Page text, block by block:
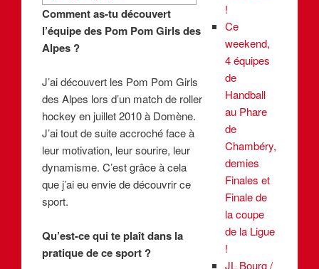
Comment as-tu découvert
l’équipe des Pom Pom Girls des
Alpes ?
J’ai découvert les Pom Pom Girls
des Alpes lors d’un match de roller
hockey en juillet 2010 à Domène.
J’ai tout de suite accroché face à
leur motivation, leur sourire, leur
dynamisme. C’est grâce à cela
que j’ai eu envie de découvrir ce
sport.
Qu’est-ce qui te plaît dans la
pratique de ce sport ?
!
Ce
weekend,
4 équipes
de
Handball
au Phare
de
Chambéry,
demies
Finales et
Finale de
la coupe
de la Ligue
!
JL Bourg /